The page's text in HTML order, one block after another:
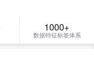
1000+
数据特征标签体系